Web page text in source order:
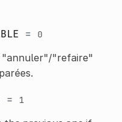
= 0
"annuler"/"refaire"
= 1